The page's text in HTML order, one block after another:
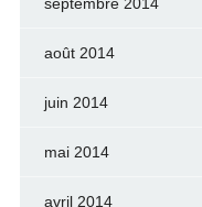
août 2014
juin 2014
mai 2014
avril 2014